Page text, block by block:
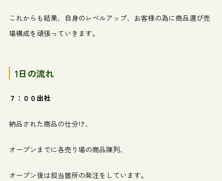
これからも結果、自身のレベルアップ、お客様の為に商品選び売
場構成を頑張っていきます。
1日の流れ
７：００出社
納品された商品の仕分け、
オープンまでに各売り場の商品陳列、
オープン後は担当箇所の発注をしています。